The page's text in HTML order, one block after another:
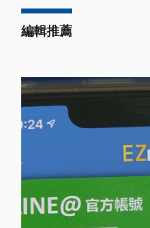
編輯推薦